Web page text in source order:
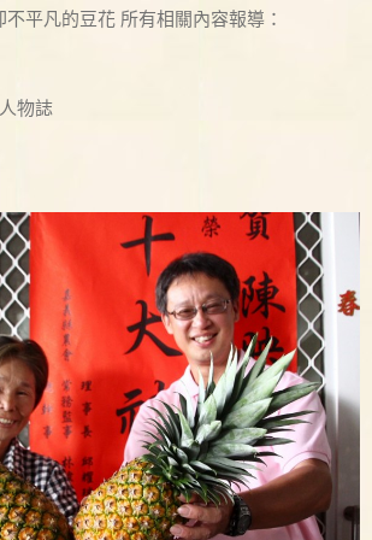
平凡的豆花 所有相關內容報導：
人物誌